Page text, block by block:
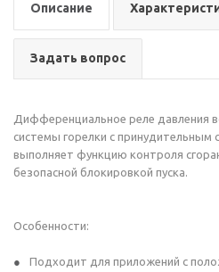
Описание
Задать вопрос
Дифференциальное реле давления
системы горелки с принудительным
выполняет функцию контроля
безопасной блокировкой пуска.
Особенности:
Подходит для приложений с